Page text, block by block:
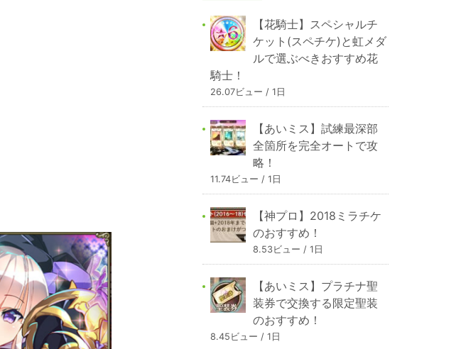
【花騎士】スペシャルチ
ケット(スペチケ)と虹メダ
ルで選ぶべきおすすめ花
騎士！
26.07ビュー / 1日
【あいミス】試練最深部
全箇所を完全オートで攻
略！
11.74ビュー / 1日
【神プロ】2018ミラチケ
のおすすめ！
8.53ビュー / 1日
【あいミス】プラチナ聖
装券で交換する限定聖装
のおすすめ！
8.45ビュー / 1日